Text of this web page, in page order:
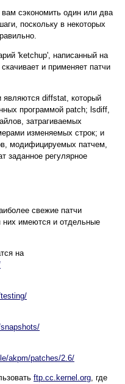
сэкономить один или два
поскольку в некоторых
'ketchup', написанный на
и применяет патчи
являются diffstat, который
программой patch; lsdiff,
затрагиваемых
изменяемых строк; и
модифицируемых патчем,
заданное регулярное
свежие патчи
них имеются и отдельные
на
akpm/patches/2.6/
ftp.cc.kernel.org, где